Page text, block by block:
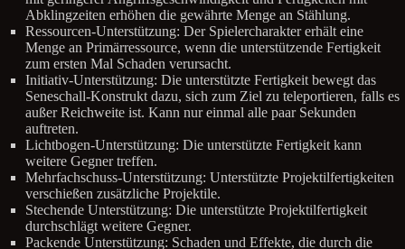
Abklingzeiten erhöhen die gewährte Menge an Stählung.
Ressourcen-Unterstützung: Der Spielercharakter erhält eine
Menge an Primärressource, wenn die unterstützende Fertigkeit
zum ersten Mal Schaden verursacht.
Initiativ-Unterstützung: Die unterstützte Fertigkeit bewegt das
Seneschall-Konstrukt dazu, sich zum Ziel zu teleportieren, falls es
außer Reichweite ist. Kann nur einmal alle paar Sekunden
auftreten.
Lichtbogen-Unterstützung: Die unterstützte Fertigkeit kann
weitere Gegner treffen.
Mehrfachschuss-Unterstützung: Unterstützte Projektilfertigkeiten
verschießen zusätzliche Projektile.
Stechende Unterstützung: Die unterstützte Projektilfertigkeit
durchschlägt weitere Gegner.
Packende Unterstützung: Schaden und Effekte, die durch die